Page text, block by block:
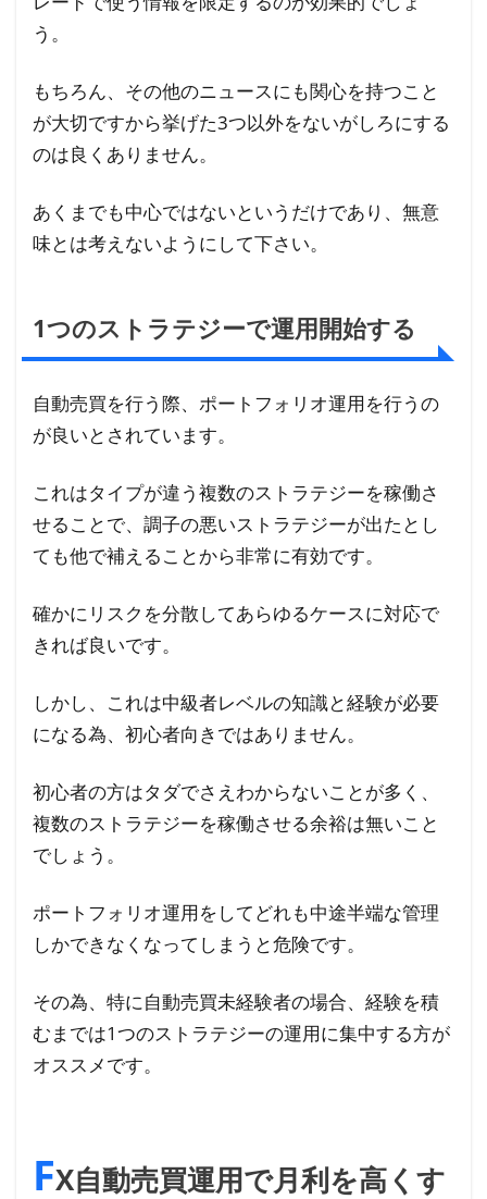
う。
もちろん、その他のニュースにも関心を持つこと
が大切ですから挙げた3つ以外をないがしろにする
のは良くありません。
あくまでも中心ではないというだけであり、無意
味とは考えないようにして下さい。
1つのストラテジーで運用開始する
自動売買を行う際、ポートフォリオ運用を行うの
が良いとされています。
これはタイプが違う複数のストラテジーを稼働さ
せることで、調子の悪いストラテジーが出たとし
ても他で補えることから非常に有効です。
確かにリスクを分散してあらゆるケースに対応で
きれば良いです。
しかし、これは中級者レベルの知識と経験が必要
になる為、初心者向きではありません。
初心者の方はタダでさえわからないことが多く、
複数のストラテジーを稼働させる余裕は無いこと
でしょう。
ポートフォリオ運用をしてどれも中途半端な管理
しかできなくなってしまうと危険です。
その為、特に自動売買未経験者の場合、経験を積
むまでは1つのストラテジーの運用に集中する方が
オススメです。
FX自動売買運用で月利を高くす